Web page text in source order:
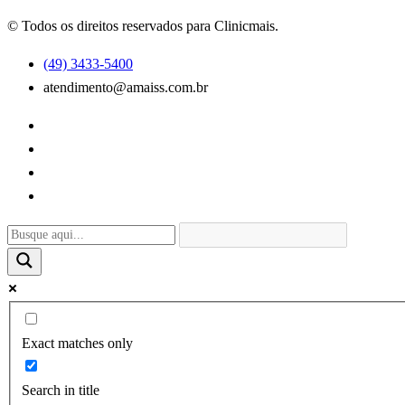
© Todos os direitos reservados para Clinicmais.
(49) 3433-5400
atendimento@amaiss.com.br
Exact matches only
Search in title